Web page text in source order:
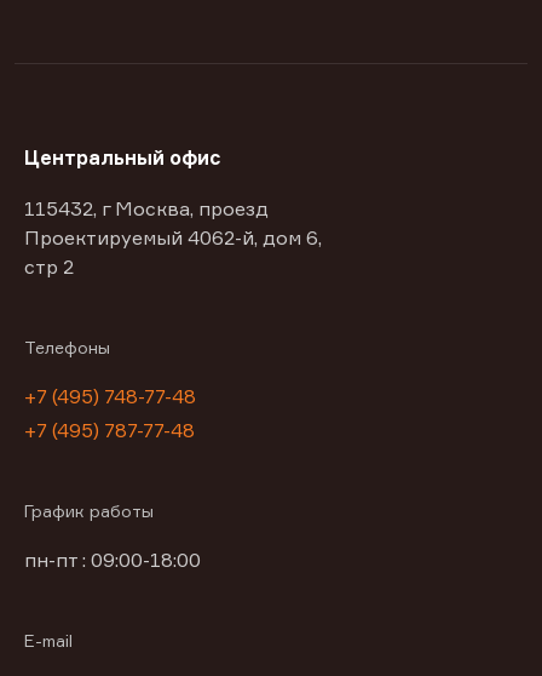
Центральный офис
115432, г Москва, проезд
Проектируемый 4062-й, дом 6,
стр 2
Телефоны
+7 (495) 748-77-48
+7 (495) 787-77-48
График работы
пн-пт : 09:00-18:00
E-mail